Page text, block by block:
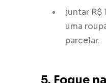
juntar R$
uma
parcelar.